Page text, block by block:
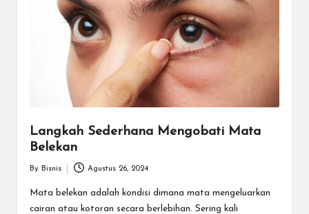
Langkah Sederhana Mengobati Mata
Belekan
by
By Bisnis Agustus 26, 2024
Mata belekan adalah kondisi dimana mata mengeluarkan
cairan atau kotoran secara berlebihan. Sering kali